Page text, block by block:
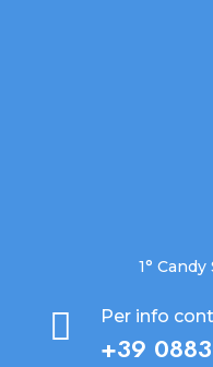
1°
 Per info
+39